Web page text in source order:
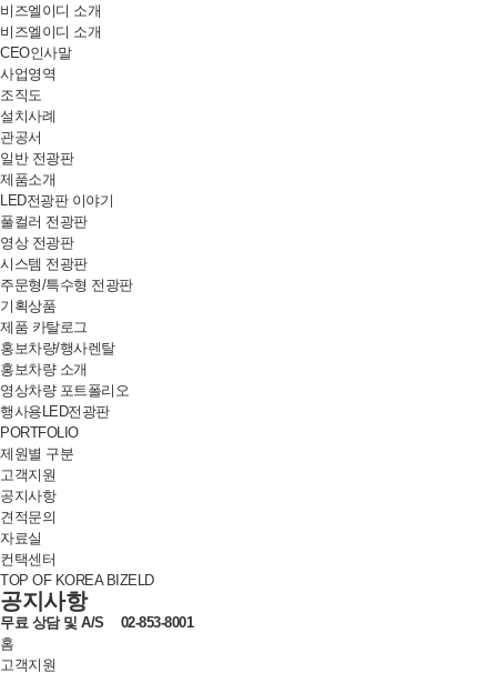
비즈엘이디 소개
비즈엘이디 소개
CEO인사말
사업영역
조직도
설치사례
관공서
일반 전광판
제품소개
LED전광판 이야기
풀컬러 전광판
영상 전광판
시스템 전광판
주문형/특수형 전광판
기획상품
제품 카탈로그
홍보차량/행사렌탈
홍보차량 소개
영상차량 포트폴리오
행사용LED전광판
PORTFOLIO
제원별 구분
고객지원
공지사항
견적문의
자료실
컨택센터
TOP OF KOREA BIZELD
공지사항
무료 상담 및 A/S
02-853-8001
홈
고객지원